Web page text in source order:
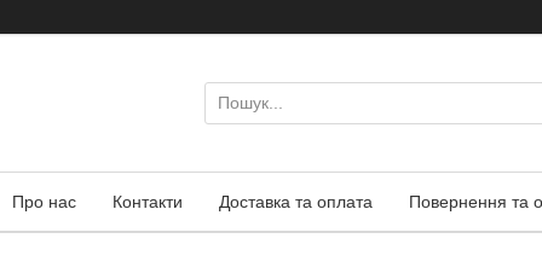
Про нас Контакти Доставка та оплата Повернення та